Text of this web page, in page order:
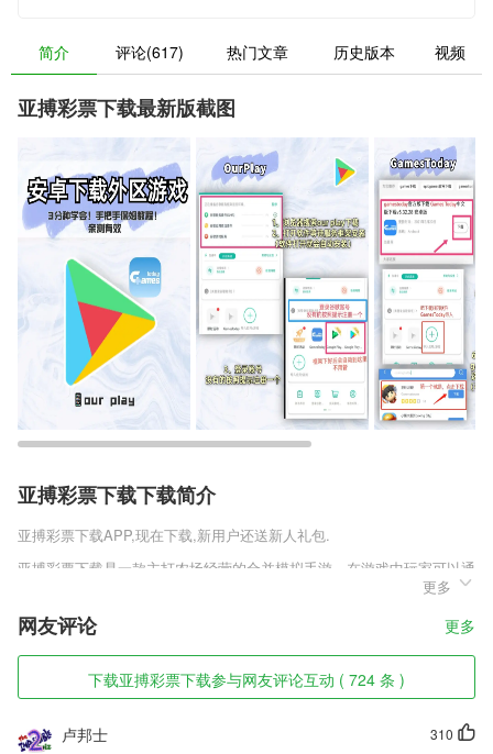
简介 评论(617) 热门文章 历史版本 视频
亚搏彩票下载最新版截图
亚搏彩票下载下载简介
亚搏彩票下载APP,现在下载,新用户还送新人礼包.
亚搏彩票下载是一款主打农场经营的合并模拟手游，在游戏中玩家可以通
过管理好你的农场来让自己得到非常棒的游戏体验，在游戏中发挥你的经
营才干，不断地经营好你的农场打造属于你的农业帝国!下载Idle
1,库存预警查询：商品列表实时显示库存，超限商品预警提示
更多
网友评论 更多
下载亚搏彩票下载参与网友评论互动 ( 724 条 )
310
卢邦士